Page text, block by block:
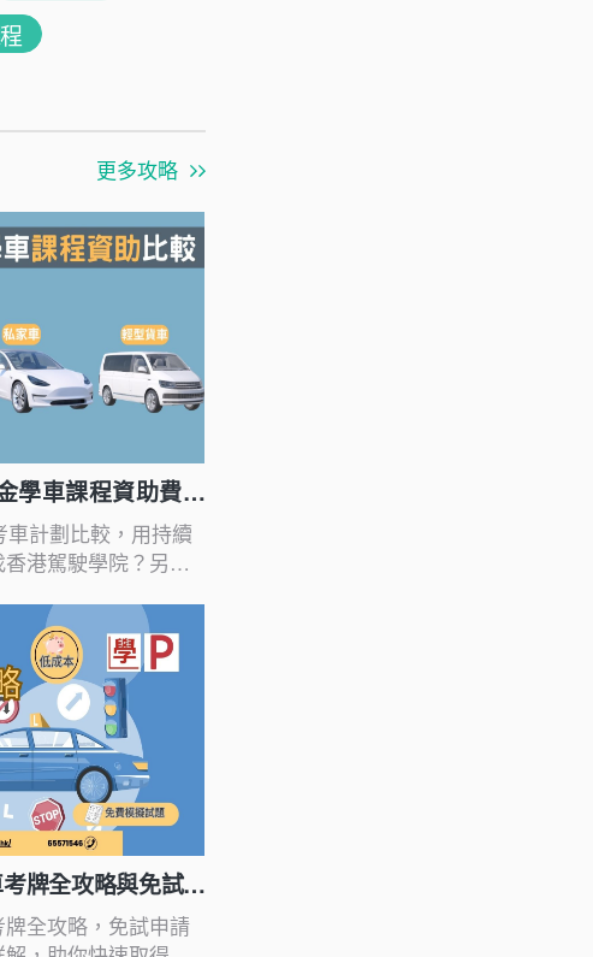
更多攻略
學車課程資助費用
計劃比較，用持續
港駕駛學院？另外
牌全攻略與免試申
全攻略，免試申請